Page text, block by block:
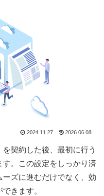
2024.11.27 2026.06.08
を契約した後、最初に行う
。この設定をしっかり済
ズに進むだけでなく、効
きます。